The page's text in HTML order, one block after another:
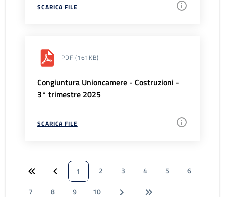
SCARICA FILE
PDF (161KB)
Congiuntura Unioncamere - Costruzioni -
3° trimestre 2025
SCARICA FILE
1 2 3 4 5
6
7
8 9 10